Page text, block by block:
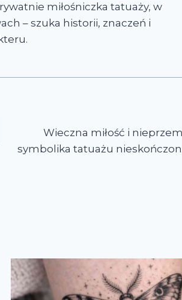
miłośniczka tatuaży, w
– szuka historii, znaczeń i
Wieczna miłość i
symbolika tatuażu